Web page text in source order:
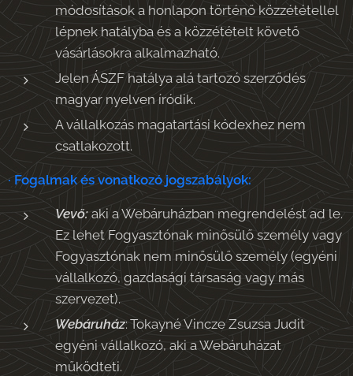
módosítások a honlapon történő közzététellel
lépnek hatályba és a közzétételt követő
vásárlásokra alkalmazható.
Jelen ÁSZF hatálya alá tartozó szerződés
magyar nyelven íródik.
A vállalkozás magatartási kódexhez nem
csatlakozott.
· Fogalmak és vonatkozó jogszabályok:
Vevő: aki a Webáruházban megrendelést ad le.
Ez lehet Fogyasztónak minősülő személy vagy
Fogyasztónak nem minősülő személy (egyéni
vállalkozó, gazdasági társaság vagy más
szervezet).
Webáruház: Tokayné Vincze Zsuzsa Judit
egyéni vállalkozó, aki a Webáruházat
működteti.